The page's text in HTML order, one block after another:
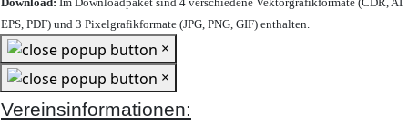
EPS, PDF) und 3 Pixelgrafikformate (JPG, PNG, GIF) enthalten.
×
×
Vereinsinformationen: